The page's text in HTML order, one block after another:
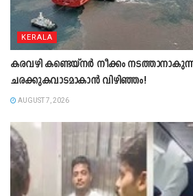
KERALA
കരവഴി കണ്ടെയ്നർ നീക്കം നടത്താനാകുന്ന
ചരക്കുകവാടമാകാൻ വിഴിഞ്ഞം!
AUGUST 7, 2026